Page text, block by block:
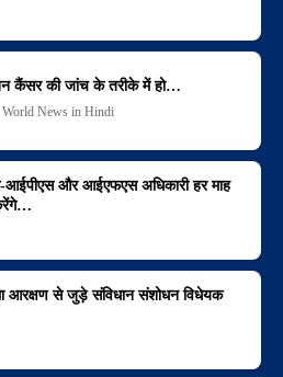
कैंसर की जांच के तरीके में हो…
World News in Hindi
और आईएफएस अधिकारी हर माह
करेंगे…
आरक्षण से जुड़े संविधान संशोधन विधेयक